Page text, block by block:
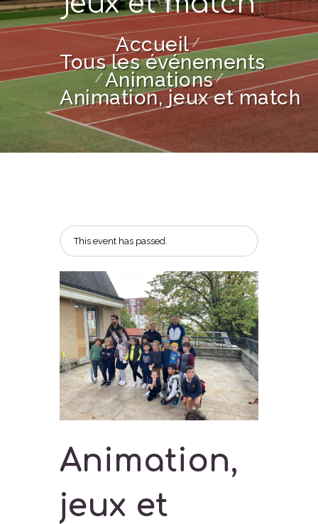
Accueil
Tous les événements
Animations
Animation, jeux et match
This event has passed.
Animation,
jeux et